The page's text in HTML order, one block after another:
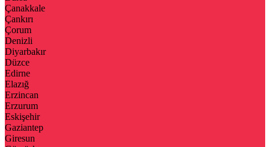
Çanakkale
Çankırı
Çorum
Denizli
Diyarbakır
Düzce
Edirne
Elazığ
Erzincan
Erzurum
Eskişehir
Gaziantep
Giresun